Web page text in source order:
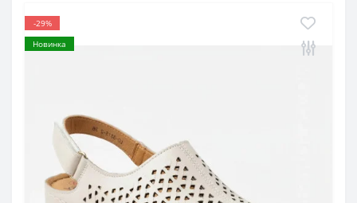
-29%
Новинка